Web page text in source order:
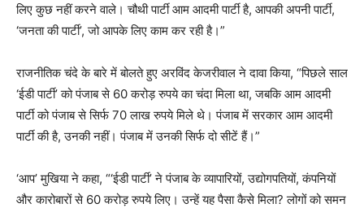
लिए कुछ नहीं करने वाले। चौथी पार्टी आम आदमी पार्टी है, आपकी अपनी पार्टी,
‘जनता की पार्टी’, जो आपके लिए काम कर रही है।”
राजनीतिक चंदे के बारे में बोलते हुए अरविंद केजरीवाल ने दावा किया, “पिछले साल
‘ईडी पार्टी’ को पंजाब से 60 करोड़ रुपये का चंदा मिला था, जबकि आम आदमी
पार्टी को पंजाब से सिर्फ 70 लाख रुपये मिले थे। पंजाब में सरकार आम आदमी
पार्टी की है, उनकी नहीं। पंजाब में उनकी सिर्फ दो सीटें हैं।”
‘आप’ मुखिया ने कहा, “‘ईडी पार्टी’ ने पंजाब के व्यापारियों, उद्योगपतियों, कंपनियों
और कारोबारों से 60 करोड़ रुपये लिए। उन्हें यह पैसा कैसे मिला? लोगों को समन